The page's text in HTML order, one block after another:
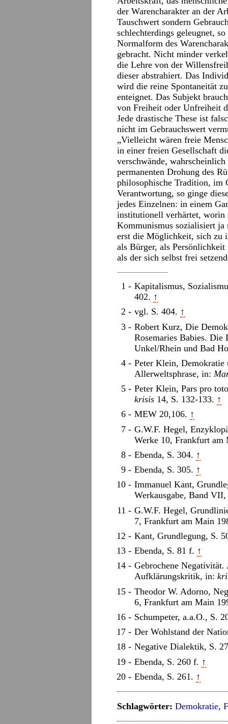
der Warencharakter an der
Tauschwert sondern
schlechterdings geleugnet,
Normalform des
gebracht. Nicht minder
die Lehre von der
dieser abstrahiert. Das
wird die reine Spontaneität
enteignet. Das Subjekt
von Freiheit oder Unfreiheit
Jede drastische These ist
nicht im Gebrauchswert
„Vielleicht wären freie
in einer freien Gesellschaft
verschwände,
permanenten Drohung des
philosophische Tradition, im
Verantwortung, so ginge
jedes Einzelnen: in einem
institutionell verhärtet, worin
Kommunismus sozialisiert
erst die Möglichkeit, sich zu
als Bürger, als Persönlichkeit
als der sich selbst frei
Kapitalismus,
402. ↑
vgl. S. 404. ↑
Robert Kurz, Die
Rosemaries Babies. Die
Unkel/Rhein und Bad
Peter Klein,
Allerweltsphrase, in:
Peter Klein, Pars pro
krisis 14, S. 132-133. ↑
MEW 20,106. ↑
G.W.F. Hegel,
Werke 10, Frankfurt
Ebenda, S. 304. ↑
Ebenda, S. 305. ↑
Immanuel Kant,
Werkausgabe, Band
G.W.F. Hegel,
7, Frankfurt am Main
Kant, Grundlegung, S.
Ebenda, S. 81 f. ↑
Gebrochene
Aufklärungskritik, in:
Theodor W. Adorno,
6, Frankfurt am Main
Schumpeter, a.a.O., S.
Der Wohlstand der
Negative Dialektik, S.
Ebenda, S. 260 f. ↑
Ebenda, S. 261. ↑
Schlagwörter: Demokratie,